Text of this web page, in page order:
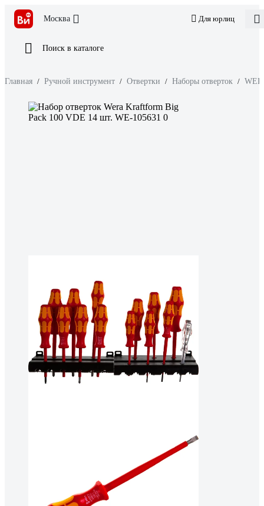
Москва Для юрлиц
Поиск в каталоге
Главная / Ручной инструмент / Отвертки / Наборы отверток /